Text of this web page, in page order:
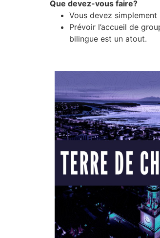
Que devez-vous faire?
Vous devez
Prévoir l’accueil de
bilingue est un atout.